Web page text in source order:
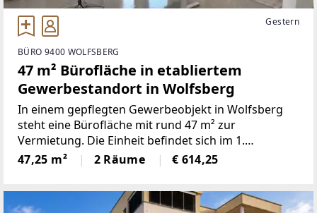
Gestern
BÜRO 9400 WOLFSBERG
47 m² Bürofläche in etabliertem
Gewerbestandort in Wolfsberg
In einem gepflegten Gewerbeobjekt in Wolfsberg
steht eine Bürofläche mit rund 47 m² zur
Vermietung. Die Einheit befindet sich im 1.
Obergeschoss und eignet sich ideal als
Verwaltungs-, Vertriebs- oder Projektbüro.Die
47,25 m² 2 Räume € 614,25